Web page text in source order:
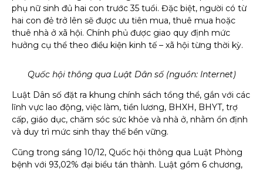
phụ nữ sinh đủ hai con trước 35 tuổi. Đặc biệt, người có từ
hai con đẻ trở lên sẽ được ưu tiên mua, thuê mua hoặc
thuê nhà ở xã hội. Chính phủ được giao quy định mức
hưởng cụ thể theo điều kiện kinh tế – xã hội từng thời kỳ.
Quốc hội thông qua Luật Dân số (nguồn: Internet)
Luật Dân số đặt ra khung chính sách tổng thể, gắn với các
lĩnh vực lao động, việc làm, tiền lương, BHXH, BHYT, trợ
cấp, giáo dục, chăm sóc sức khỏe và nhà ở, nhằm ổn định
và duy trì mức sinh thay thế bền vững.
Cũng trong sáng 10/12, Quốc hội thông qua Luật Phòng
bệnh với 93,02% đại biểu tán thành. Luật gồm 6 chương,